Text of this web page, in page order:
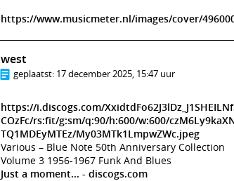
https://www.musicmeter.nl/images/cover/
west
geplaatst: 17 december 2025, 15:47 uur
https://i.discogs.com/
COzFc/rs:fit/g:sm/q:90/h:600/w:600/
TQ1MDEyMTEz/My03MTk1LmpwZWc.jpeg
Various – Blue Note 50th Anniversary Collection
Volume 3 1956-1967 Funk And Blues
Just a moment... - discogs.com